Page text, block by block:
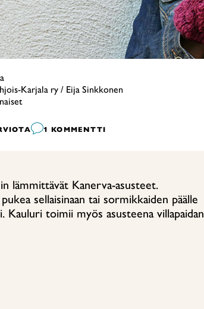
Karjala ry / Eija Sinkkonen
1 KOMMENTTI
lämmittävät Kanerva-asusteet.
sellaisinaan tai sormikkaiden päälle
Kauluri toimii myös asusteena villapaidan